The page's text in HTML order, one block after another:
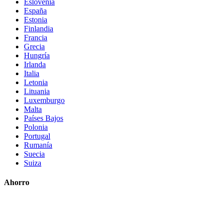
España
Estonia
Finlandia
Francia
Grecia
Hungría
Irlanda
Italia
Letonia
Lituania
Luxemburgo
Malta
Países Bajos
Polonia
Portugal
Rumanía
Suecia
Suiza
Ahorro